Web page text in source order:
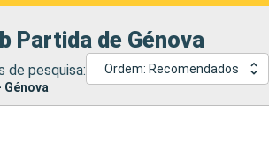
Partida de Génova
de pesquisa:
Génova
Ordem: Recomendados